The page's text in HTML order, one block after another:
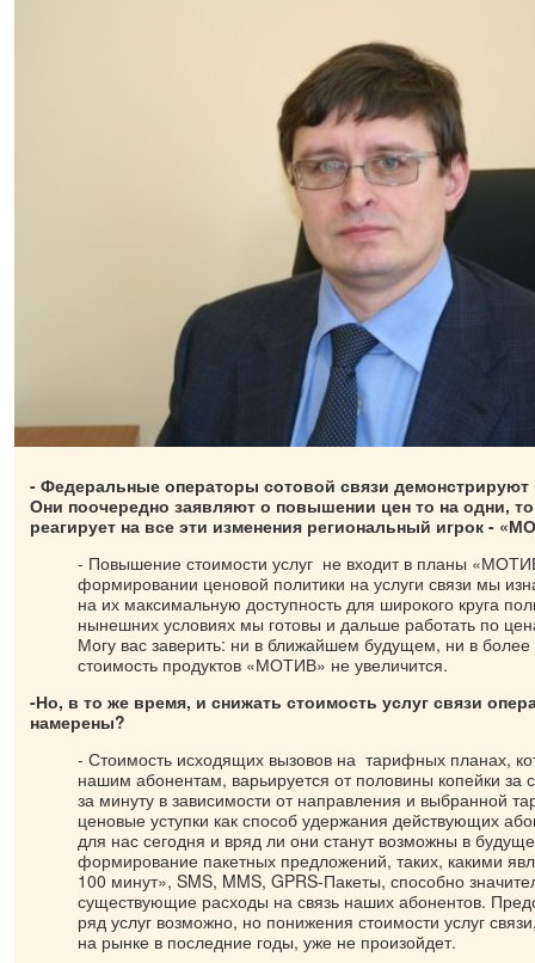
- Федеральные операторы сотовой связи
Они поочередно заявляют о повышении цен то на одни, то
реагирует на все эти изменения региональный игрок -
- Повышение стоимости услуг не входит в планы
формировании ценовой политики на услуги связи мы
на их максимальную доступность для широкого круга
нынешних условиях мы готовы и дальше работать по
Могу вас заверить: ни в ближайшем будущем, ни в более
стоимость продуктов «МОТИВ» не увеличится.
-Но, в то же время, и снижать стоимость услуг связи
намерены?
- Стоимость исходящих вызовов на тарифных планах,
нашим абонентам, варьируется от половины копейки за
за минуту в зависимости от направления и выбранной
ценовые уступки как способ удержания действующих
для нас сегодня и вряд ли они станут возможны в
формирование пакетных предложений, таких, какими
100 минут», SMS, MMS, GPRS-Пакеты, способно
существующие расходы на связь наших абонентов.
ряд услуг возможно, но понижения стоимости услуг
на рынке в последние годы, уже не произойдет.